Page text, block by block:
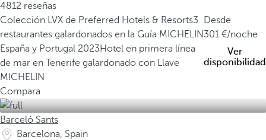
4812 reseñas
Colección LVX de Preferred Hotels & Resorts3
restaurantes galardonados en la Guía MICHELIN
España y Portugal 2023Hotel en primera línea
de mar en Tenerife galardonado con Llave
MICHELIN
Desde
301
/noche
Ver
disponibilidad
Compara
Barceló Sants
Barcelona, Spain